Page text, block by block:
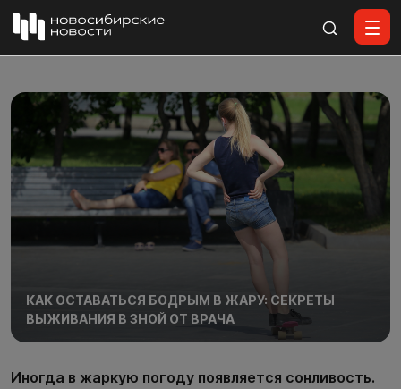
КАК ОСТАВАТЬСЯ БОДРЫМ В ЖАРУ: СЕКРЕТЫ
ВЫЖИВАНИЯ В ЗНОЙ ОТ ВРАЧА
Иногда в жаркую погоду появляется сонливость.